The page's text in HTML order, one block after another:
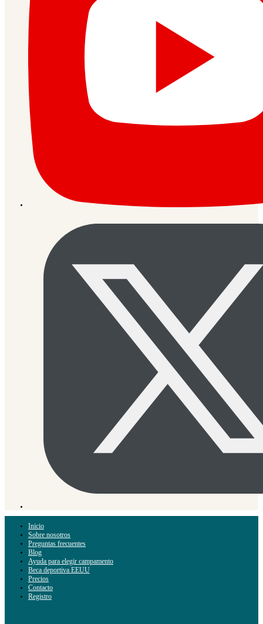
Inicio
Sobre nosotros
Preguntas frecuentes
Blog
Ayuda para elegir campamento
Beca deportiva EEUU
Precios
Contacto
Registro